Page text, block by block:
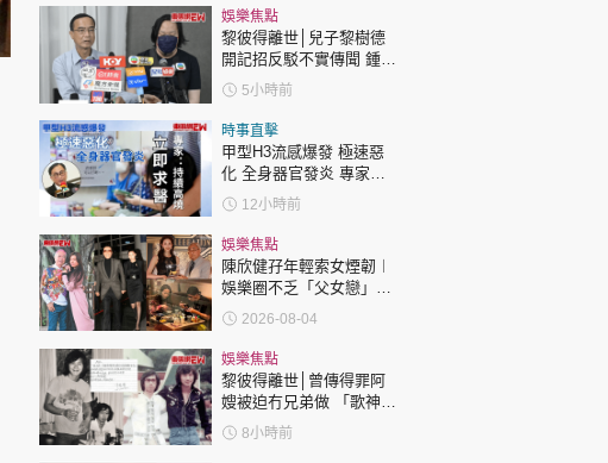
娛樂焦點
黎彼得離世│兒子黎樹德
開記招反駁不實傳聞 鍾志
光代好友澄清：冇經濟問
題
5小時前
時事直擊
甲型H3流感爆發 極速惡
化 全身器官發炎 專家：
持續高燒要立即求醫
12小時前
娛樂焦點
陳欣健孖年輕索女煙韌︱
娛樂圈不乏「父女戀」
「爺孫戀」 年齡差距最大
達51歲 最受矚目有李龍
基謝賢
2026-08-04
娛樂焦點
黎彼得離世│曾傳得罪阿
嫂被迫冇兄弟做 「歌神」
許冠傑親筆撰寫悼念忘友
8小時前